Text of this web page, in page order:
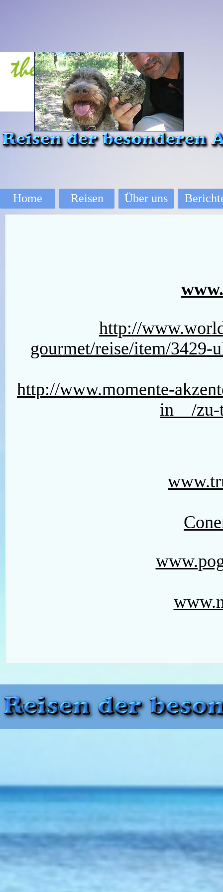
Home Reisen Über uns ▼
http://
gourmet/reise/item/3429-
http://www.momente-
in__/
Datenschutz